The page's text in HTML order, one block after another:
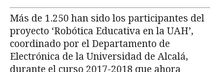
Más de 1.250 han sido los participantes del
proyecto ‘Robótica Educativa en la UAH’,
coordinado por el Departamento de
Electrónica de la Universidad de Alcalá,
durante el curso 2017-2018 que ahora